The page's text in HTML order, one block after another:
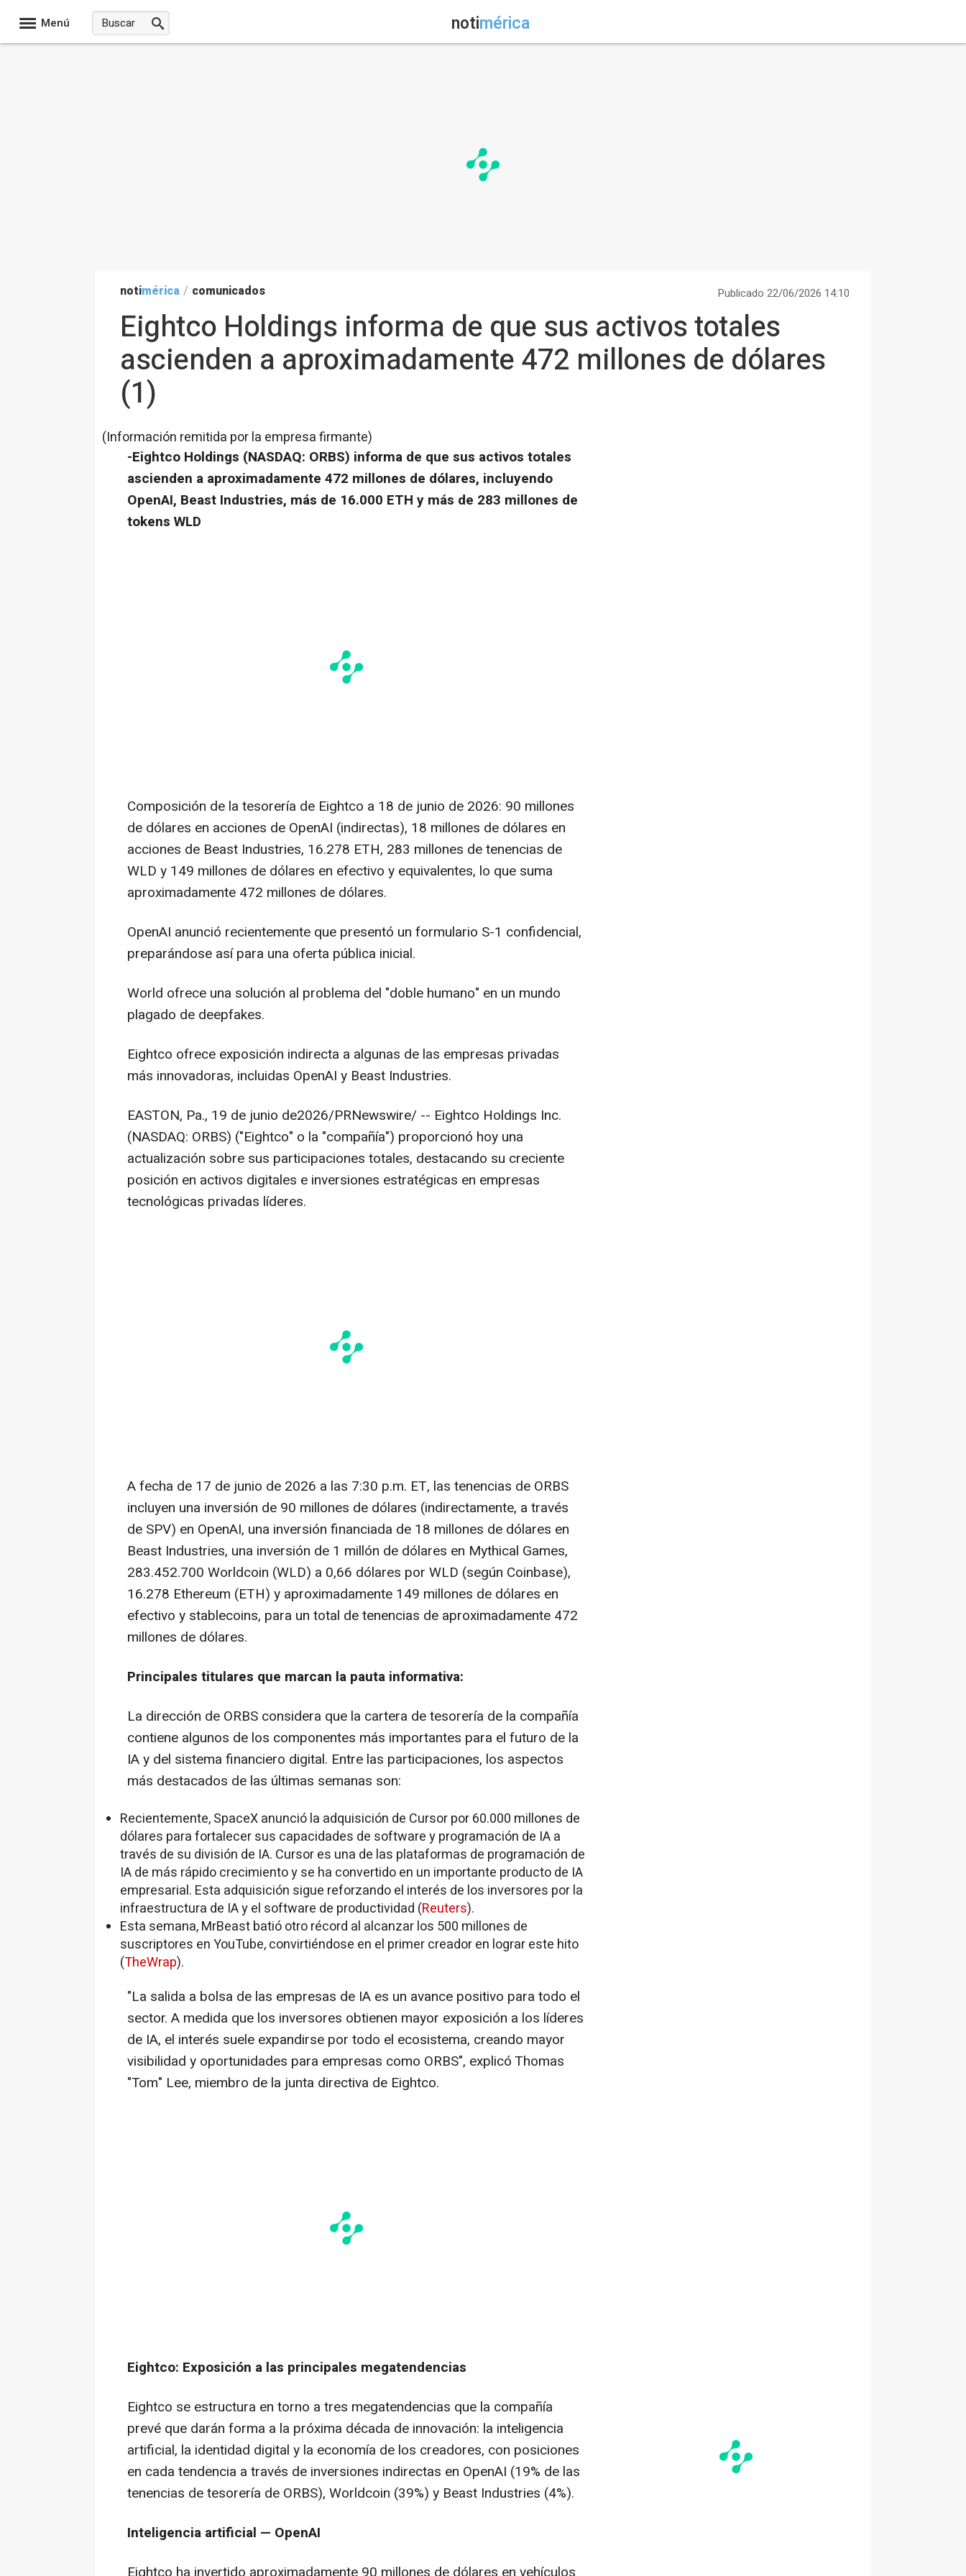
Menú notimérica
notimérica / comunicados Publicado 22/06/2026 14:10
Eightco Holdings informa de que sus activos totales
ascienden a aproximadamente 472 millones de dólares
(1)
(Información remitida por la empresa firmante)
-Eightco Holdings (NASDAQ: ORBS) informa de que sus activos totales
ascienden a aproximadamente 472 millones de dólares, incluyendo
OpenAI, Beast Industries, más de 16.000 ETH y más de 283 millones de
tokens WLD
Composición de la tesorería de Eightco a 18 de junio de 2026: 90 millones
de dólares en acciones de OpenAI (indirectas), 18 millones de dólares en
acciones de Beast Industries, 16.278 ETH, 283 millones de tenencias de
WLD y 149 millones de dólares en efectivo y equivalentes, lo que suma
aproximadamente 472 millones de dólares.
OpenAI anunció recientemente que presentó un formulario S-1 confidencial,
preparándose así para una oferta pública inicial.
World ofrece una solución al problema del "doble humano" en un mundo
plagado de deepfakes.
Eightco ofrece exposición indirecta a algunas de las empresas privadas
más innovadoras, incluidas OpenAI y Beast Industries.
EASTON, Pa., 19 de junio de2026/PRNewswire/ -- Eightco Holdings Inc.
(NASDAQ: ORBS) ("Eightco" o la "compañía") proporcionó hoy una
actualización sobre sus participaciones totales, destacando su creciente
posición en activos digitales e inversiones estratégicas en empresas
tecnológicas privadas líderes.
A fecha de 17 de junio de 2026 a las 7:30 p.m. ET, las tenencias de ORBS
incluyen una inversión de 90 millones de dólares (indirectamente, a través
de SPV) en OpenAI, una inversión financiada de 18 millones de dólares en
Beast Industries, una inversión de 1 millón de dólares en Mythical Games,
283.452.700 Worldcoin (WLD) a 0,66 dólares por WLD (según Coinbase),
16.278 Ethereum (ETH) y aproximadamente 149 millones de dólares en
efectivo y stablecoins, para un total de tenencias de aproximadamente 472
millones de dólares.
Principales titulares que marcan la pauta informativa:
La dirección de ORBS considera que la cartera de tesorería de la compañía
contiene algunos de los componentes más importantes para el futuro de la
IA y del sistema financiero digital. Entre las participaciones, los aspectos
más destacados de las últimas semanas son:
Recientemente, SpaceX anunció la adquisición de Cursor por 60.000 millones de
dólares para fortalecer sus capacidades de software y programación de IA a
través de su división de IA. Cursor es una de las plataformas de programación de
IA de más rápido crecimiento y se ha convertido en un importante producto de IA
empresarial. Esta adquisición sigue reforzando el interés de los inversores por la
infraestructura de IA y el software de productividad (Reuters).
Esta semana, MrBeast batió otro récord al alcanzar los 500 millones de
suscriptores en YouTube, convirtiéndose en el primer creador en lograr este hito
(TheWrap).
"La salida a bolsa de las empresas de IA es un avance positivo para todo el
sector. A medida que los inversores obtienen mayor exposición a los líderes
de IA, el interés suele expandirse por todo el ecosistema, creando mayor
visibilidad y oportunidades para empresas como ORBS", explicó Thomas
"Tom" Lee, miembro de la junta directiva de Eightco.
Eightco: Exposición a las principales megatendencias
Eightco se estructura en torno a tres megatendencias que la compañía
prevé que darán forma a la próxima década de innovación: la inteligencia
artificial, la identidad digital y la economía de los creadores, con posiciones
en cada tendencia a través de inversiones indirectas en OpenAI (19% de las
tenencias de tesorería de ORBS), Worldcoin (39%) y Beast Industries (4%).
Inteligencia artificial — OpenAI